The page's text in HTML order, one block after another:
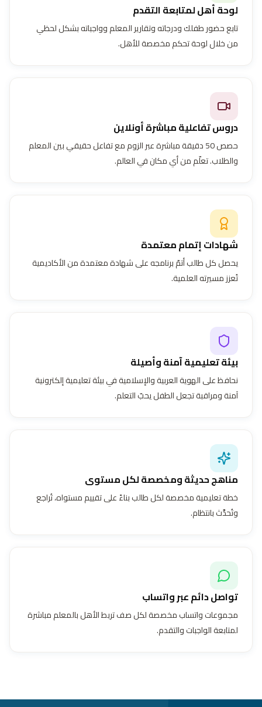
لوحة أهل لمتابعة التقدم
تابع حضور طفلك ودرجاته وتقارير المعلم وواجباته بشكل لحظي
من خلال لوحة تحكم مخصصة للأهل.
دروس تفاعلية مباشرة أونلاين
حصص 50 دقيقة مباشرة عبر الزوم مع تفاعل حقيقي بين المعلم
والطلاب. تعلّم من أي مكان في العالم.
شهادات إتمام معتمدة
يحصل كل طالب أتمّ برنامجه على شهادة معتمدة من الأكاديمية
تُعزز مسيرته العلمية.
بيئة تعليمية آمنة وأصيلة
نحافظ على الهوية العربية والإسلامية في بيئة تعليمية إلكترونية
آمنة ومراقبة تجعل الطفل يحبّ التعلم.
مناهج حديثة ومخصصة لكل مستوى
خطة تعليمية مخصصة لكل طالب بناءً على تقييم مستواه، تُراجع
وتُحدَّث بانتظام.
تواصل دائم عبر واتساب
مجموعات واتساب مخصصة لكل صف تربط الأهل بالمعلم مباشرة
لمتابعة الواجبات والتقدم.